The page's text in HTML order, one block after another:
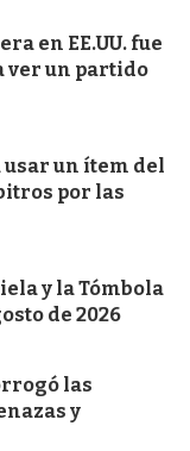
en EE.UU. fue
ver un partido
usar un ítem del
por las
y la Tómbola
de 2026
las
y